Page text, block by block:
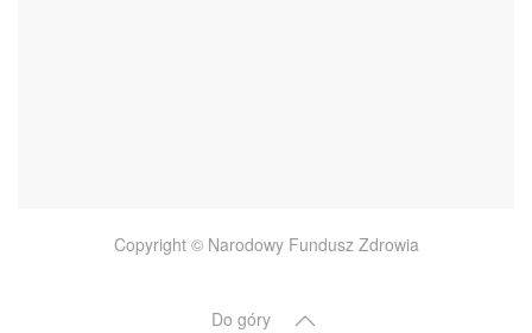
Copyright © Narodowy Fundusz Zdrowia
Do góry